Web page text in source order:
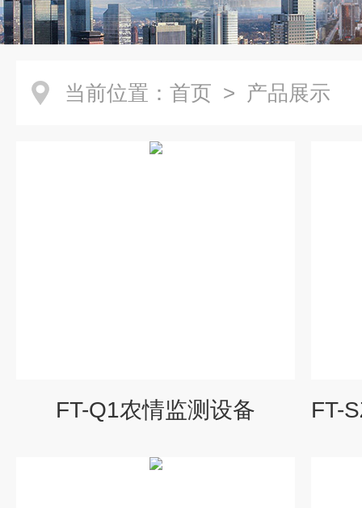
当前位置： 首页 > 产品展示
FT-Q1农情监测设备